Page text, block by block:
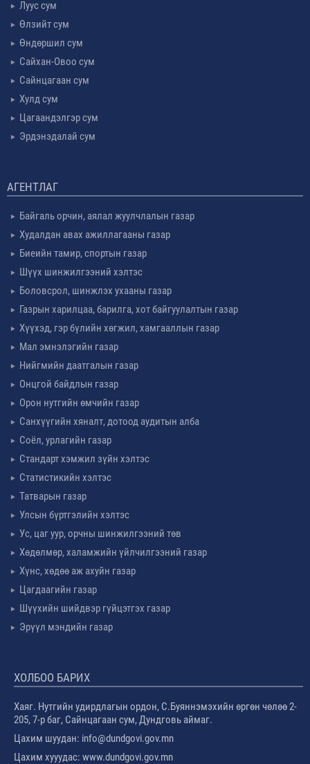
Луус сум
Өлзийт сум
Өндөршил сум
Сайхан-Овоо сум
Сайнцагаан сум
Хулд сум
Цагаандэлгэр сум
Эрдэнэдалай сум
АГЕНТЛАГ
Байгаль орчин, аялал жуулчлалын газар
Худалдан авах ажиллагааны газар
Биеийн тамир, спортын газар
Шүүх шинжилгээний хэлтэс
Боловсрол, шинжлэх ухааны газар
Газрын харилцаа, барилга, хот байгуулалтын газар
Хүүхэд, гэр бүлийн хөгжил, хамгааллын газар
Мал эмнэлэгийн газар
Нийгмийн даатгалын газар
Онцгой байдлын газар
Орон нутгийн өмчийн газар
Санхүүгийн хяналт, дотоод аудитын алба
Соёл, урлагийн газар
Стандарт хэмжил зүйн хэлтэс
Статистикийн хэлтэс
Татварын газар
Улсын бүртгэлийн хэлтэс
Ус, цаг уур, орчны шинжилгээний төв
Хөдөлмөр, халамжийн үйлчилгээний газар
Хүнс, хөдөө аж ахуйн газар
Цагдаагийн газар
Шүүхийн шийдвэр гүйцэтгэх газар
Эрүүл мэндийн газар
ХОЛБОО БАРИХ
Хаяг. Нутгийн удирдлагын ордон, С.Буяннэмэхийн өргөн чөлөө 2-
205, 7-р баг, Сайнцагаан сум, Дундговь аймаг.
Цахим шуудан: info@dundgovi.gov.mn
Цахим хууудас: www.dundgovi.gov.mn